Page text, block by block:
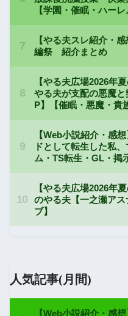
人気記事(月間)